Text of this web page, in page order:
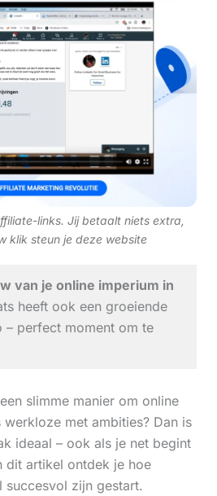
links. Jij betaalt niets extra,
klik steun je deze website
van je online imperium in
heeft ook een groeiende
– perfect moment om te
slimme manier om online
met ambities? Dan is
ideaal – ook als je net begint
dit artikel ontdek je hoe
succesvol zijn gestart.